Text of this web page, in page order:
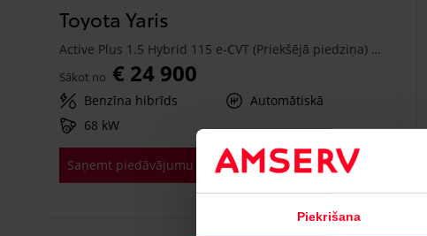
Piekrišana
Toyota Yaris
Active Plus 1.5 Hybrid 115 e-CVT (Priekšējā piedziņa) (68 kW)
Sākot no € 24 900
Benzīna hibrīds
Automātiskā
68 kW
Saņemt piedāvājumu Pievienot salīdzināšanai